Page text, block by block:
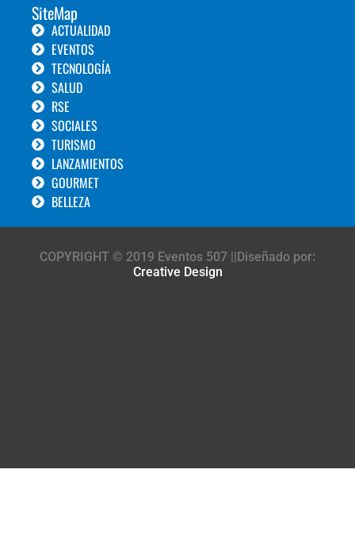
SiteMap
ACTUALIDAD
EVENTOS
TECNOLOGÍA
SALUD
RSE
SOCIALES
TURISMO
LANZAMIENTOS
GOURMET
BELLEZA
COPYRIGHT © 2019 Eventos 507 ||Diseñado por:
Creative Design